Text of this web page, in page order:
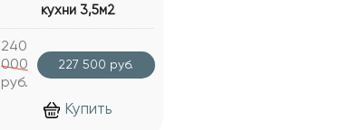
кухни 3,5м2
240
000
руб.
227 500 руб.
Купить